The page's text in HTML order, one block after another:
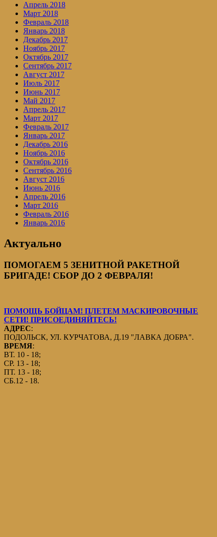
Апрель 2018
Март 2018
Февраль 2018
Январь 2018
Декабрь 2017
Ноябрь 2017
Октябрь 2017
Сентябрь 2017
Август 2017
Июль 2017
Июнь 2017
Май 2017
Апрель 2017
Март 2017
Февраль 2017
Январь 2017
Декабрь 2016
Ноябрь 2016
Октябрь 2016
Сентябрь 2016
Август 2016
Июнь 2016
Апрель 2016
Март 2016
Февраль 2016
Январь 2016
Актуально
ПОМОГАЕМ 5 ЗЕНИТНОЙ РАКЕТНОЙ
БРИГАДЕ! СБОР ДО 2 ФЕВРАЛЯ!
ПОМОЩЬ БОЙЦАМ! ПЛЕТЕМ МАСКИРОВОЧНЫЕ
СЕТИ! ПРИСОЕДИНЯЙТЕСЬ!
АДРЕС:
ПОДОЛЬСК, УЛ. КУРЧАТОВА, Д.19 "ЛАВКА ДОБРА".
ВРЕМЯ:
ВТ. 10 - 18;
СР. 13 - 18;
ПТ. 13 - 18;
СБ.12 - 18.